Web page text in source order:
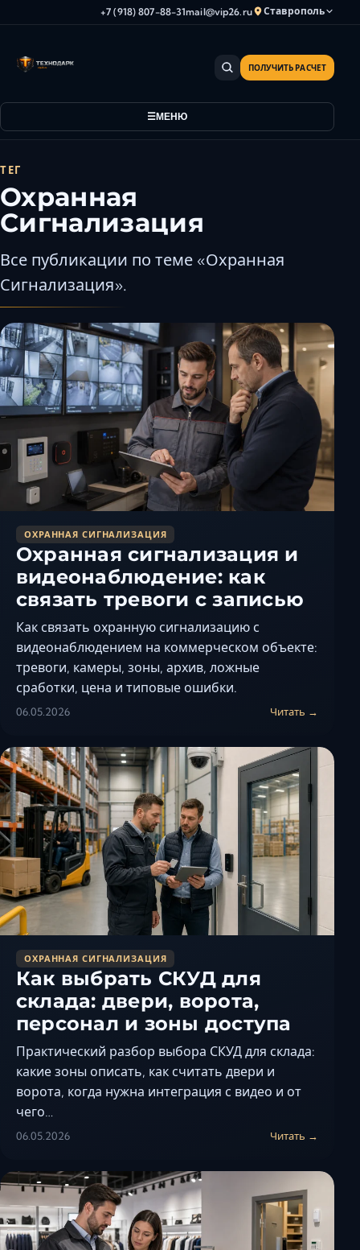
+7 (918) 807-88-31mail@vip26.ru Ставрополь
Анапа
Грозный
Камышин
Каспийск
Керчь
Кисловодск
Краснодар
Махачкала
Минеральные Воды
Нальчик
Новороссийск
Пятигорск
Севастополь
Таганрог
Феодосия
Черкесск
Шахты
Элиста
Ялта
МЕНЮ
ПОЛУЧИТЬ РАСЧЕТ
ТЕГ
Охранная
Сигнализация
Все публикации по теме «Охранная
Сигнализация».
ОХРАННАЯ СИГНАЛИЗАЦИЯ
Охранная сигнализация и
видеонаблюдение: как
связать тревоги с записью
Как связать охранную сигнализацию с
видеонаблюдением на коммерческом объекте:
тревоги, камеры, зоны, архив, ложные
сработки, цена и типовые ошибки.
06.05.2026 Читать →
ОХРАННАЯ СИГНАЛИЗАЦИЯ
Как выбрать СКУД для
склада: двери, ворота,
персонал и зоны доступа
Практический разбор выбора СКУД для склада:
какие зоны описать, как считать двери и
ворота, когда нужна интеграция с видео и от
чего…
06.05.2026 Читать →